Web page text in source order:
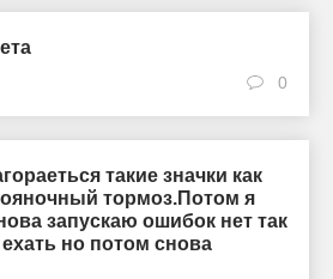
0
такие значки как
тормоз.Потом я
запускаю ошибок нет так
но потом снова